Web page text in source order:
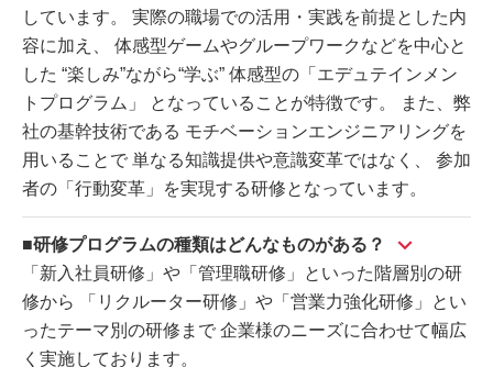
しています。 実際の職場での活用・実践を前提とした内
容に加え、 体感型ゲームやグループワークなどを中心と
した “楽しみ”ながら“学ぶ” 体感型の「エデュテインメン
トプログラム」 となっていることが特徴です。 また、弊
社の基幹技術である モチベーションエンジニアリングを
用いることで 単なる知識提供や意識変革ではなく、 参加
者の「行動変革」を実現する研修となっています。
■研修プログラムの種類はどんなものがある？
「新入社員研修」や「管理職研修」といった階層別の研
修から 「リクルーター研修」や「営業力強化研修」とい
ったテーマ別の研修まで 企業様のニーズに合わせて幅広
く実施しております。